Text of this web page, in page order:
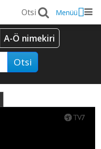
Menüü
A-Ö nimekiri
Otsi